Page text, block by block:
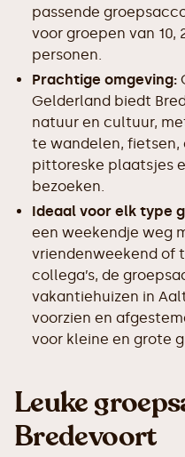
passende
voor groepen van 10,
personen.
Prachtige omgeving:
Gelderland biedt
natuur en cultuur,
te wandelen, fietsen,
pittoreske plaatsjes
bezoeken.
Ideaal voor elk type
een weekendje weg
vriendenweekend of
collega’s, de
vakantiehuizen in
voorzien en
voor kleine en grote
Leuke
Bredevoort